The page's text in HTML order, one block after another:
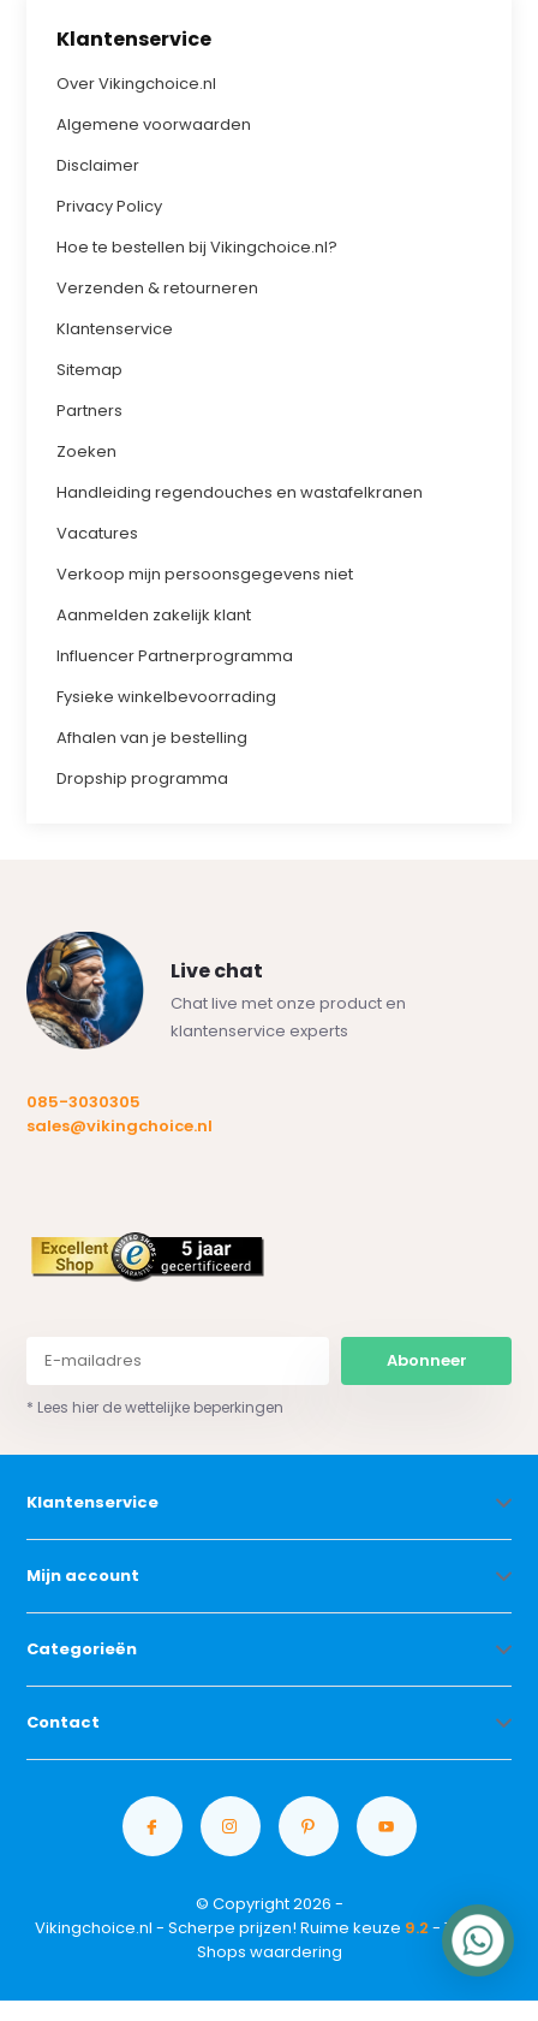
Klantenservice
Over Vikingchoice.nl
Algemene voorwaarden
Disclaimer
Privacy Policy
Hoe te bestellen bij Vikingchoice.nl?
Verzenden & retourneren
Klantenservice
Sitemap
Partners
Zoeken
Handleiding regendouches en wastafelkranen
Vacatures
Verkoop mijn persoonsgegevens niet
Aanmelden zakelijk klant
Influencer Partnerprogramma
Fysieke winkelbevoorrading
Afhalen van je bestelling
Dropship programma
Live chat
Chat live met onze product en
klantenservice experts
085-3030305
sales@vikingchoice.nl
Abonneer
* Lees hier de wettelijke beperkingen
Klantenservice
Mijn account
Categorieën
Contact
© Copyright 2026 -
Vikingchoice.nl - Scherpe prijzen! Ruime keuze 9.2 - Trusted
Shops waardering